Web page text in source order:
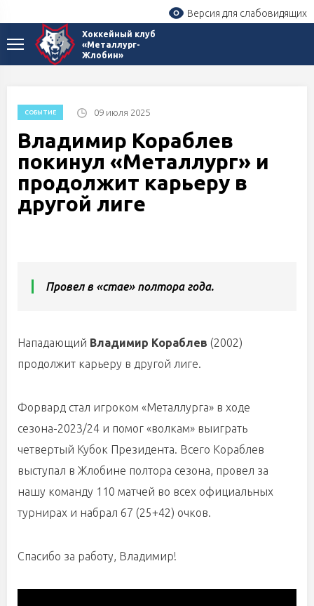
Версия для слабовидящих
Хоккейный клуб
«Металлург-
Жлобин»
СОБЫТИЕ 09 июля 2025
Владимир Кораблев
покинул «Металлург» и
продолжит карьеру в
другой лиге
Провел в «стае» полтора года.
Нападающий Владимир Кораблев (2002)
продолжит карьеру в другой лиге.
Форвард стал игроком «Металлурга» в ходе
сезона-2023/24 и помог «волкам» выиграть
четвертый Кубок Президента. Всего Кораблев
выступал в Жлобине полтора сезона, провел за
нашу команду 110 матчей во всех официальных
турнирах и набрал 67 (25+42) очков.
Спасибо за работу, Владимир!